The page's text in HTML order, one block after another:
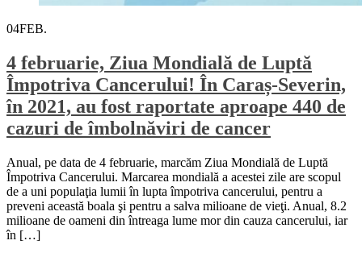
04FEB.
4 februarie, Ziua Mondială de Luptă
Împotriva Cancerului! În Caraș-Severin,
în 2021, au fost raportate aproape 440 de
cazuri de îmbolnăviri de cancer
Anual, pe data de 4 februarie, marcăm Ziua Mondială de Luptă
Împotriva Cancerului. Marcarea mondială a acestei zile are scopul
de a uni populaţia lumii în lupta împotriva cancerului, pentru a
preveni această boala şi pentru a salva milioane de vieţi. Anual, 8.2
milioane de oameni din întreaga lume mor din cauza cancerului, iar
în […]